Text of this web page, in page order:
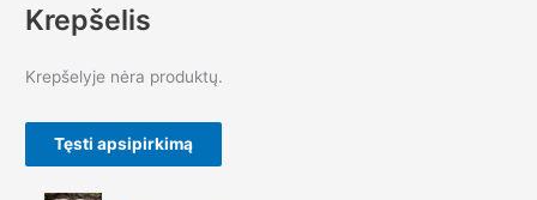
Krepšelis
Krepšelyje nėra produktų.
Tęsti apsipirkimą